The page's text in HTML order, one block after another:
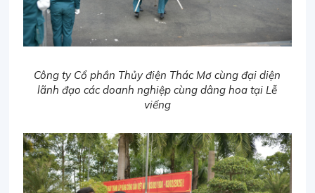
Công ty Cổ phần Thủy điện Thác Mơ cùng đại diện
lãnh đạo các doanh nghiệp cùng dâng hoa tại Lễ
viếng